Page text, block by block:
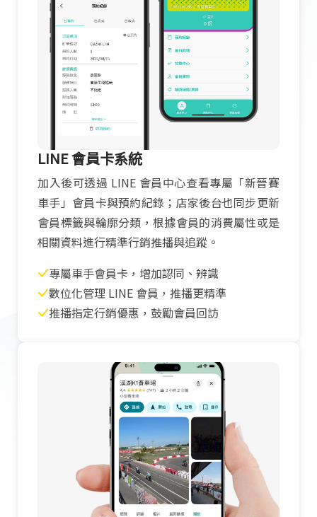
LINE 會員卡系統
加入後可透過 LINE 會員中心查看專屬「新晉賽
車手」會員卡與預約紀錄；店家後台也同步更新
會員標籤與輪廓分類，根據會員的消費屬性或是
相關資料進行精準行銷推播與追蹤。
專屬車手會員卡，增加認同、辨識
數位化管理 LINE 會員，推播更精準
推播指定行銷優惠，鼓勵會員回訪